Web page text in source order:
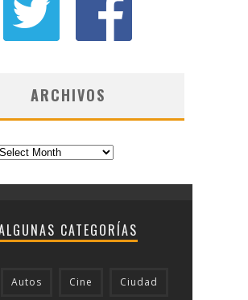
ARCHIVOS
CATEGORÍAS
Autos Cine Ciudad